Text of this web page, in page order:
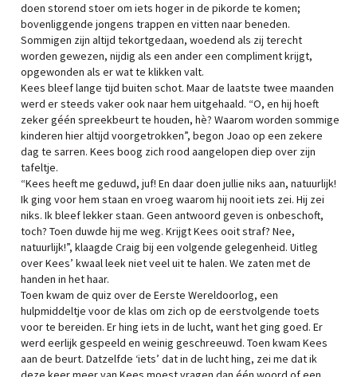
doen storend stoer om iets hoger in de pikorde te komen;
bovenliggende jongens trappen en vitten naar beneden.
Sommigen zijn altijd tekortgedaan, woedend als zij terecht
worden gewezen, nijdig als een ander een compliment krijgt,
opgewonden als er wat te klikken valt.
Kees bleef lange tijd buiten schot. Maar de laatste twee maanden
werd er steeds vaker ook naar hem uitgehaald. “O, en hij hoeft
zeker géén spreekbeurt te houden, hè? Waarom worden sommige
kinderen hier altijd voorgetrokken”, begon Joao op een zekere
dag te sarren. Kees boog zich rood aangelopen diep over zijn
tafeltje.
“Kees heeft me geduwd, juf! En daar doen jullie niks aan, natuurlijk!
Ik ging voor hem staan en vroeg waarom hij nooit iets zei. Hij zei
niks. Ik bleef lekker staan. Geen antwoord geven is onbeschoft,
toch? Toen duwde hij me weg. Krijgt Kees ooit straf? Nee,
natuurlijk!”, klaagde Craig bij een volgende gelegenheid. Uitleg
over Kees’ kwaal leek niet veel uit te halen. We zaten met de
handen in het haar.
Toen kwam de quiz over de Eerste Wereldoorlog, een
hulpmiddeltje voor de klas om zich op de eerstvolgende toets
voor te bereiden. Er hing iets in de lucht, want het ging goed. Er
werd eerlijk gespeeld en weinig geschreeuwd. Toen kwam Kees
aan de beurt. Datzelfde ‘iets’ dat in de lucht hing, zei me dat ik